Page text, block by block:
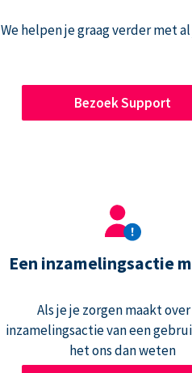
We helpen je graag verder met
Bezoek Support
Een inzamelingsactie
Als je je zorgen maakt
inzamelingsactie van een
het ons dan weten